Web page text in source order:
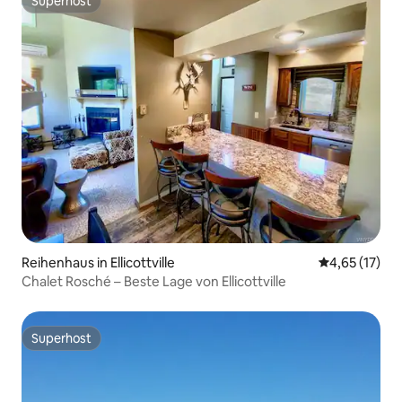
Superhost
Reihenhaus in Ellicottville
4,65 (17)
Chalet Rosché – Beste Lage von Ellicottville
Superhost
Superhost